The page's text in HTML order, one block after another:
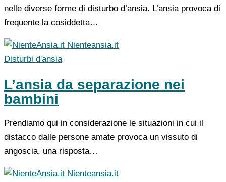
nelle diverse forme di disturbo d’ansia. L’ansia provoca di
frequente la cosiddetta…
Nienteansia.it
Disturbi d'ansia
L’ansia da separazione nei
bambini
Prendiamo qui in considerazione le situazioni in cui il
distacco dalle persone amate provoca un vissuto di
angoscia, una risposta…
Nienteansia.it